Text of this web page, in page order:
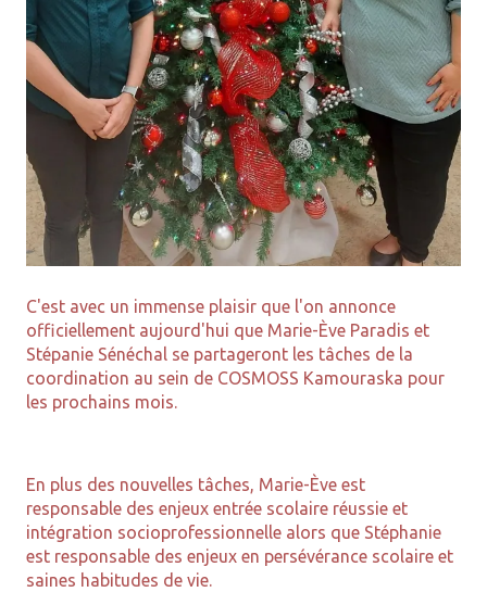
C'est avec un immense plaisir que l'on annonce
officiellement aujourd'hui que Marie-Ève Paradis et
Stépanie Sénéchal se partageront les tâches de la
coordination au sein de COSMOSS Kamouraska pour
les prochains mois.
En plus des nouvelles tâches, Marie-Ève est
responsable des enjeux entrée scolaire réussie et
intégration socioprofessionnelle alors que Stéphanie
est responsable des enjeux en persévérance scolaire et
saines habitudes de vie.